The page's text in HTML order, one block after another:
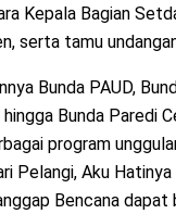
Kepala Bagian
serta tamu
Bunda PAUD,
hingga Bunda Paredi
program
Pelangi, Aku
Bencana dapat